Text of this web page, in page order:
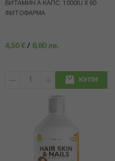
ВИТАМИН А КАПС. 1000IU Х 60
ФИТОФАРМА
4,50 € / 8,80 лв.
КУПИ